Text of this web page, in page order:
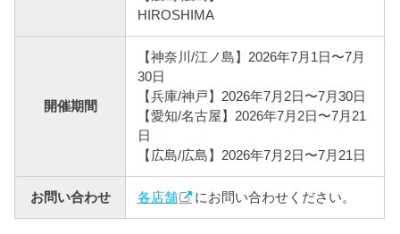
HIROSHIMA
開催期間
【神奈川/江ノ島】2026年7月1日〜7月
30日
【兵庫/神戸】2026年7月2日〜7月30日
【愛知/名古屋】2026年7月2日〜7月21
日
【広島/広島】2026年7月2日〜7月21日
お問い合わせ 各店舗 にお問い合わせください。